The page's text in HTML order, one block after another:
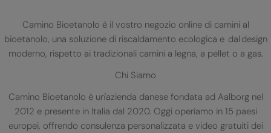
Camino Bioetanolo è il vostro negozio online di camini al
bioetanolo, una soluzione di riscaldamento ecologica e dal design
moderno, rispetto ai tradizionali camini a legna, a pellet o a gas.
Chi Siamo
Camino Bioetanolo è un'azienda danese fondata ad Aalborg nel
2012 e presente in Italia dal 2020. Oggi operiamo in 15 paesi
europei, offrendo consulenza personalizzata e video gratuiti dei